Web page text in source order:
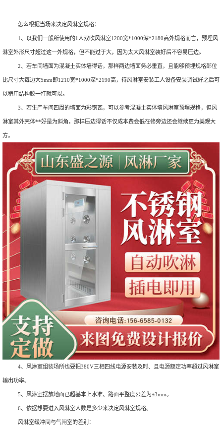
怎么根据当场来决定风淋室规格：
1、以我们一般所使用的1人双吹风淋室1200宽*1000深*2180高外规格而言，预埋风
淋室外形尺寸超过这一外规格，但不能过于大，因为太大风淋室装好后不容易压边。
2、若车间墙面为混凝土实体墙得话，那样两边墙面务必垂直，且能够预埋规格部位
比尺寸大每边大5mm即1210宽*1000深*2190高，待风淋室安装工人设备安装调试好之后可
以稍用结构胶一打就可以。
3、若生产车间四周的墙面为彩钢瓦，可以参考混凝土实体墙风淋室预埋规格，但风
淋室其外壳体**好是为斜角，那样压边得话不仅成本费会低在修旁边还会继续更为美观大
方。
4、风淋室组装场所也要把380V三相四线电源安装及时、且电源额定功率超过风淋室
输出功率。
5、风淋室摆放地面已超基本上水准、路面平整度公差为±3mm。
6、依据想要进入风淋室人数是多少来决定风淋室规格。
风淋室缓冲间与气闸室的差别：